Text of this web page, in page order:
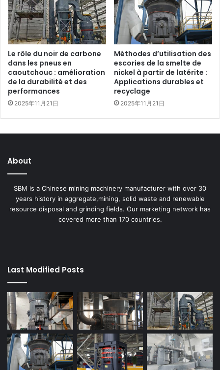
Le rôle du noir de carbone
dans les pneus en
caoutchouc : amélioration
de la durabilité et des
performances
2025年11月21日
Méthodes d’utilisation des
escories de la smelte de
nickel à partir de latérite :
Applications durables et
recyclage
2025年11月21日
About
SBM is a Chinese mining machinery manufacturer with over 30
years history in aggregate,mining, solid waste and renewable
resource disposal and grinding fields. Our marketing network has
covered more than 170 countries.
Last Modified Posts